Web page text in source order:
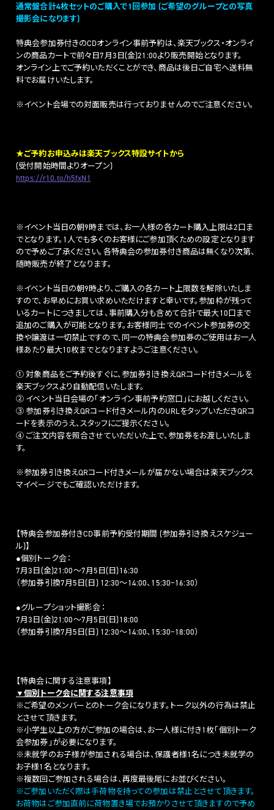
通常盤合計4枚セットのご購入で1回参加 (ご希望のグループとの写真
撮影会になります)
特典会参加券付きのCDオンライン事前予約は、楽天ブックス・オンライ
ンの商品カートで前々日7月3日(金)21:00より販売開始となります。
オンライン上でご予約いただくことができ、商品は後日ご自宅へ送料無
料でお届けいたします。
※イベント会場での対面販売は行っておりませんのでご注意ください。
★ご予約お申込みは楽天ブックス特設サイトから
(受付開始時間よりオープン)
https://r10.to/h5fxN1
※イベント当日の朝9時までは、お一人様の各カート購入上限は2口ま
でとなります。1人でも多くのお客様にご参加頂くための設定となります
ので予めご了承ください。各特典会の参加券付き商品は無くなり次第、
随時販売が終了となります。
※イベント当日の朝9時より、ご購入の各カート上限数を解除いたしま
すので、お早めにお買い求めいただけますと幸いです。参加枠が残って
いるカートにつきましては、事前購入分も含めて合計で最大10口まで
追加のご購入が可能となります。お客様同士でのイベント参加券の交
換や譲渡は一切禁止ですので、同一の特典会参加券のご使用はお一人
様あたり最大10枚までとなりますようご注意ください。
① 対象商品をご予約後すぐに、参加券引き換えQRコード付きメールを
楽天ブックスより自動配信いたします。
② イベント当日会場の「オンライン事前予約窓口」にお越しください。
③ 参加券引き換えQRコード付きメール内のURLをタップいただきQRコ
ードを表示のうえ、スタッフにご提示ください。
④ ご注文内容を照合させていただいた上で、参加券をお渡しいたしま
す。
※参加券引き換えQRコード付きメールが届かない場合は楽天ブックス
マイページでもご確認いただけます。
【特典会参加券付きCD事前予約受付期間 (参加券引き換えスケジュー
ル)】
●個別トーク会：
7月3日(金)21:00～7月5日(日)16:30
（参加券引換7月5日(日) 12:30～14:00、15:30~16:30）
●グループショット撮影会：
7月3日(金)21:00～7月5日(日)18:00
（参加券引換7月5日(日) 12:30～14:00、15:30~18:00）
【特典会に関する注意事項】
▼個別トーク会に関する注意事項
※ご希望のメンバーとのトーク会になります。トーク以外の行為は禁止
とさせて頂きます。
※小学生以上の方がご参加の場合は、お一人様に付き1枚「個別トーク
会参加券」が必要になります。
※未就学のお子様が参加される場合は、保護者様1名につき未就学の
お子様1名となります。
※複数回ご参加される場合は、再度最後尾にお並びください。
※ご参加いただく際は手荷物を持っての参加は禁止とさせて頂きます。
お荷物はご参加直前に荷物置き場でお預かりさせて頂きますので予め